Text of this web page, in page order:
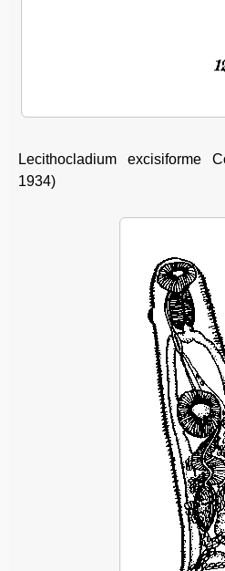
Lecithocladium excisiforme
1934)